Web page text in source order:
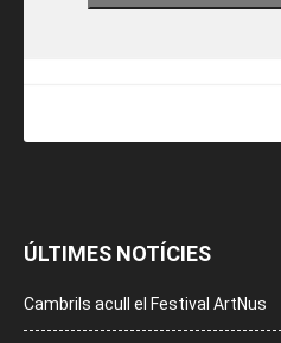
ÚLTIMES NOTÍCIES
Cambrils acull el Festival ArtNus